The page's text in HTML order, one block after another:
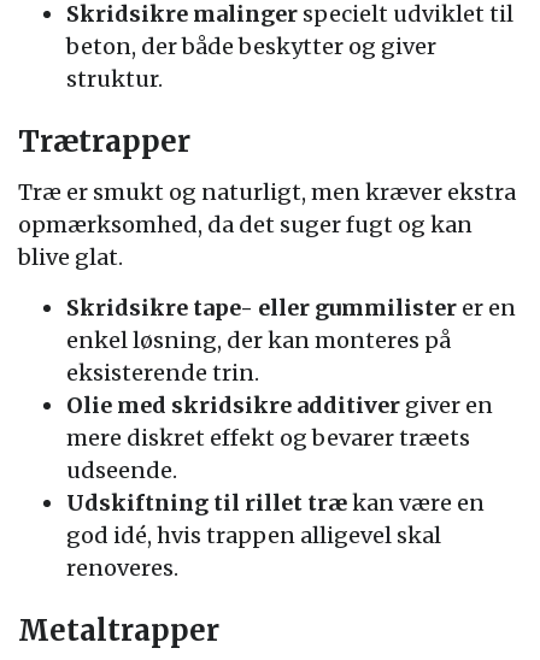
Skridsikre malinger specielt udviklet til
beton, der både beskytter og giver
struktur.
Trætrapper
Træ er smukt og naturligt, men kræver ekstra
opmærksomhed, da det suger fugt og kan
blive glat.
Skridsikre tape- eller gummilister er en
enkel løsning, der kan monteres på
eksisterende trin.
Olie med skridsikre additiver giver en
mere diskret effekt og bevarer træets
udseende.
Udskiftning til rillet trækan være en
god idé, hvis trappen alligevel skal
renoveres.
Metaltrapper